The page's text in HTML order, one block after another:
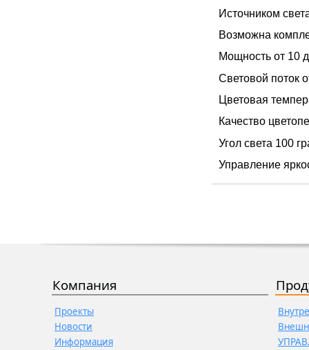
Источником
Возможна
Мощность от 10
Световой поток
Цветовая
Качество
Угол света 100
Управление
Компания
Проекты
Новости
Информация